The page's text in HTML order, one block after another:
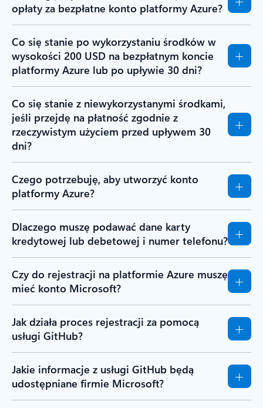
opłaty za bezpłatne konto platformy Azure?
Co się stanie po wykorzystaniu środków w
wysokości 200 USD na bezpłatnym koncie
platformy Azure lub po upływie 30 dni?
Co się stanie z niewykorzystanymi środkami,
jeśli przejdę na płatność zgodnie z
rzeczywistym użyciem przed upływem 30
dni?
Czego potrzebuję, aby utworzyć konto
platformy Azure?
Dlaczego muszę podawać dane karty
kredytowej lub debetowej i numer telefonu?
Czy do rejestracji na platformie Azure muszę
mieć konto Microsoft?
Jak działa proces rejestracji za pomocą
usługi GitHub?
Jakie informacje z usługi GitHub będą
udostępniane firmie Microsoft?